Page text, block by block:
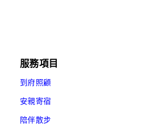
服務項目
到府照顧
安親寄宿
陪伴散步